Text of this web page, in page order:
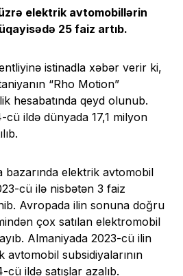
elektrik avtomobillərin
25 faiz artıb.
istinadla xəbər verir ki,
“Rho Motion”
hesabatında qeyd olunub.
ildə dünyada 17,1 milyon
bazarında elektrik avtomobil
cü ilə nisbətən 3 faiz
Avropada ilin sonuna doğru
çox satılan elektromobil
Almaniyada 2023-cü ilin
subsidiyalarının
ildə satışlar azalıb.